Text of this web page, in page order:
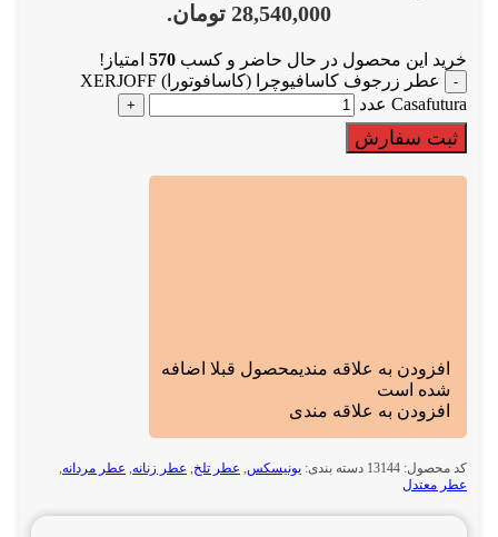
28,540,000 تومان.
خرید این محصول در حال حاضر و کسب 570 امتیاز!
عطر زرجوف کاسافیوچرا (کاسافوتورا) XERJOFF
Casafutura عدد
ثبت سفارش
افزودن به علاقه مندیمحصول قبلا اضافه
شده است
افزودن به علاقه مندی
کد محصول: 13144 دسته بندی: یونیسکس, عطر تلخ, عطر زنانه, عطر مردانه,
عطر معتدل